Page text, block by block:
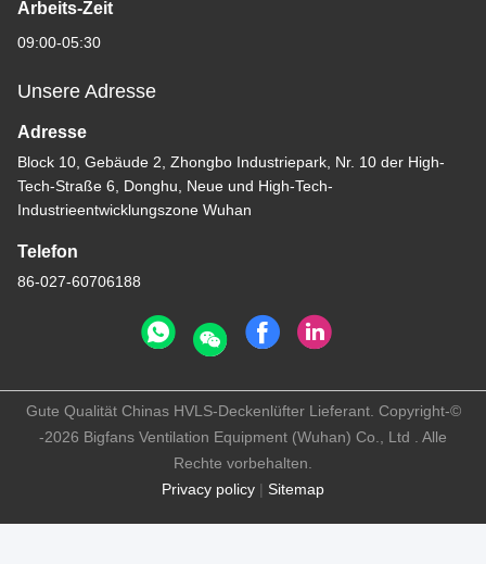
Arbeits-Zeit
09:00-05:30
Unsere Adresse
Adresse
Block 10, Gebäude 2, Zhongbo Industriepark, Nr. 10 der High-
Tech-Straße 6, Donghu, Neue und High-Tech-
Industrieentwicklungszone Wuhan
Telefon
86-027-60706188
Privacy policy | Sitemap
Gute Qualität Chinas HVLS-Deckenlüfter Lieferant. Copyright-©
-2026 Bigfans Ventilation Equipment (Wuhan) Co., Ltd . Alle
Rechte vorbehalten.